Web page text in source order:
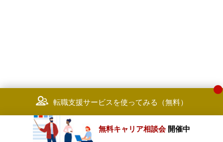
転職支援サービスを使ってみる（無料）
無料キャリア相談会 開催中